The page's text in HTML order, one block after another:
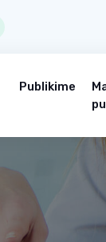
Publikime